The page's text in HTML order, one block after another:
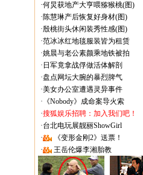
·何炅获地产大亨喂猕猴桃(图)
·陈慧琳产后恢复好身材(图)
·殷桃街头休闲装秀性感(图)
·范冰冰红地毯服装皆为租赁
·姚晨与老公素颜乘地铁被拍
· 日军竟拿战俘做活体解剖
·盘点网坛大腕的暴烈脾气
·美女办公室遭遇灵异事件
· 《Nobody》成命案导火索
·搜狐娱乐招聘：加入我们吧！
·台北电玩展靓丽ShowGirl
·
《变形金刚2》送票！
·
王岳伦爆李湘胎教